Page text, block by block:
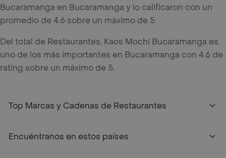
Bucaramanga en Bucaramanga y lo calificaron con un
promedio de 4.6 sobre un máximo de 5.
Del total de Restaurantes, Kaos Mochi Bucaramanga es
uno de los más importantes en Bucaramanga con 4.6 de
rating sobre un máximo de 5.
Top Marcas y Cadenas de Restaurantes
Encuéntranos en estos países